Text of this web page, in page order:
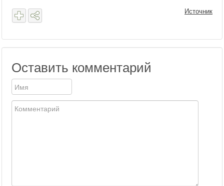
Источник
Оставить комментарий